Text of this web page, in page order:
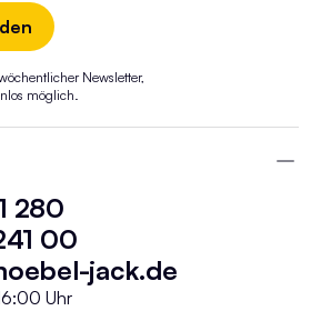
Newsletter,
möglich.
280
00
jack.de
Uhr